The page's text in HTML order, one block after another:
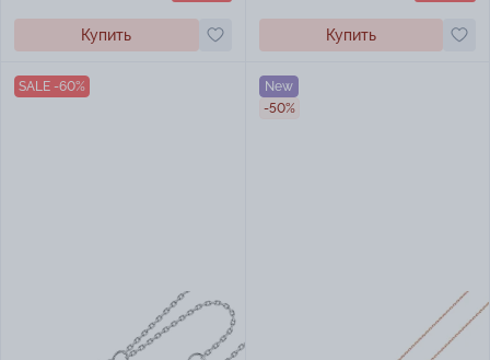
Купить Купить
SALE -60%
New
-50%